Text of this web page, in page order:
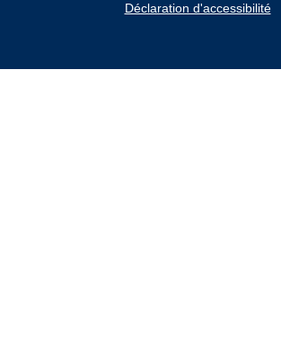
Déclaration d'accessibilité